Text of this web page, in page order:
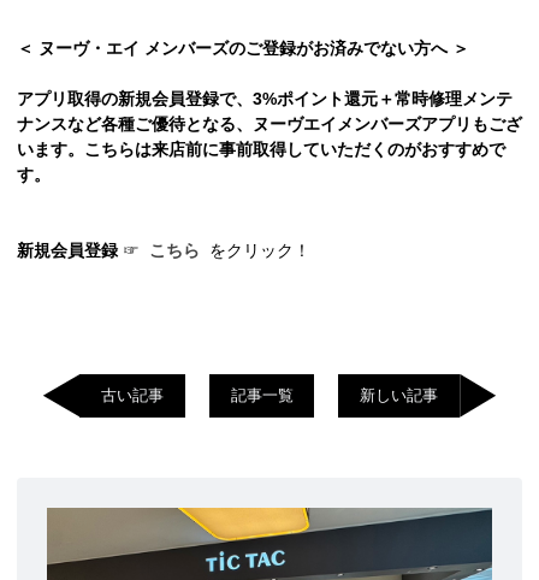
＜ ヌーヴ・エイ メンバーズのご登録がお済みでない方へ ＞
アプリ取得の新規会員登録で、3%ポイント還元＋常時修理メンテ
ナンスなど各種ご優待となる、ヌーヴエイメンバーズアプリもござ
います。こちらは来店前に事前取得していただくのがおすすめで
す。
新規会員登録 ☞ こちら をクリック！
古い記事 記事一覧 新しい記事